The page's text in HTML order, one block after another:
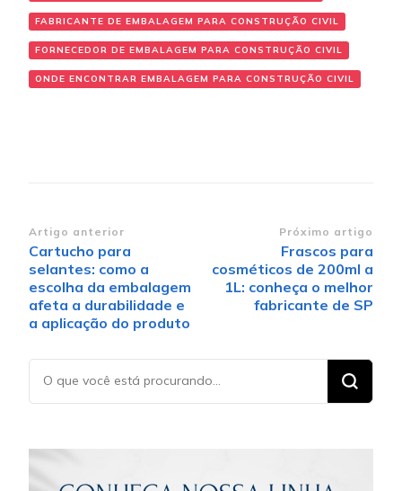
FABRICANTE DE EMBALAGEM PARA CONSTRUÇÃO CIVIL
FORNECEDOR DE EMBALAGEM PARA CONSTRUÇÃO CIVIL
ONDE ENCONTRAR EMBALAGEM PARA CONSTRUÇÃO CIVIL
Navegação de post
Artigo anterior
Cartucho para
selantes: como a
escolha da embalagem
afeta a durabilidade e
a aplicação do produto
Próximo artigo
Frascos para
cosméticos de 200ml a
1L: conheça o melhor
fabricante de SP
Procurando
algo?